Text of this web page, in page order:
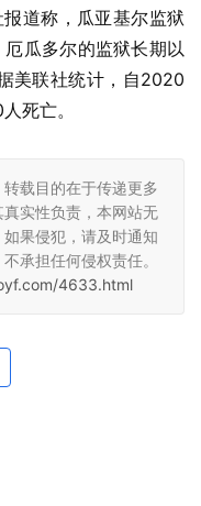
道称，瓜亚基尔监狱
瓜多尔的监狱长期以
美联社统计，自2020
死亡。
载目的在于传递更多
实性负责，本网站无
果侵犯，请及时通知
承担任何侵权责任。
4633.html